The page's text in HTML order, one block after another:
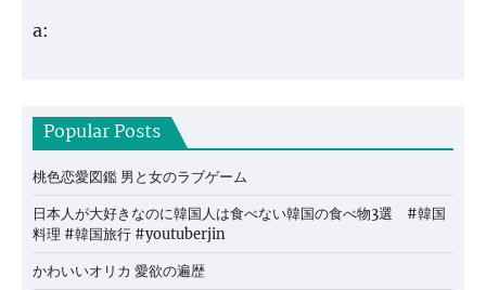
a:
Popular Posts
桃色恋愛図鑑 男と女のラブゲーム
日本人が大好きなのに韓国人は食べない韓国の食べ物3選 #韓国
料理 #韓国旅行 #youtuberjin
かわいいオリカ 愛欲の遍歴